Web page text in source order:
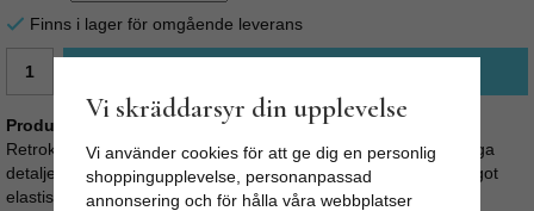
Finns i lager för omgående leverans
Produktbeskrivning:
Retroklänning 50-tal Juliana, svart Klassisk klänning med snygga
detaljer, vid fullcirkelkjol. 3% elastin tyg som gör klänningen något
elastisk. Fodrad. Material: 97% Bomull 3% Elastan Färg: Svart
Vi skräddarsyr din upplevelse
Vi använder cookies för att ge dig en personlig
shoppingupplevelse, personanpassad
annonsering och för hålla våra webbplatser